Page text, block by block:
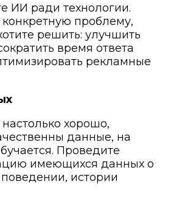
ИИ ради технологии.
проблему,
решить: улучшить
время ответа
рекламные
хорошо,
данные, на
Проведите
имеющихся данных о
поведении, истории